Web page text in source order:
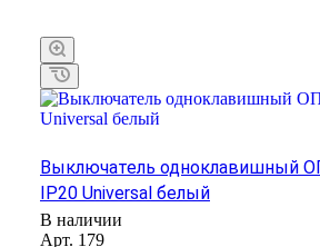
Выключатель одноклавишный
IP20 Universal белый
В наличии
Арт. 179